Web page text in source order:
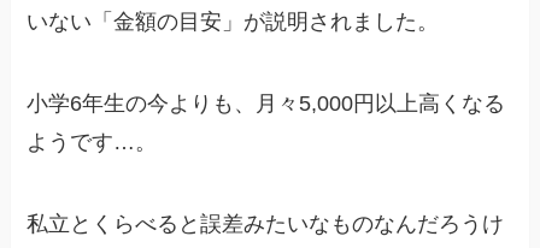
いない「金額の目安」が説明されました。
小学6年生の今よりも、月々5,000円以上高くなる
ようです…。
私立とくらべると誤差みたいなものなんだろうけ